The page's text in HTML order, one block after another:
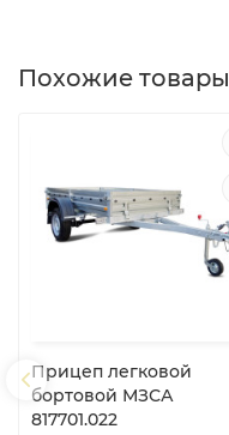
Похожие товары
Прицеп легковой
бортовой МЗСА
817701.022